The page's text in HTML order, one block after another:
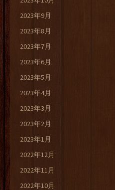
2023年9月
2023年8月
2023年7月
2023年6月
2023年5月
2023年4月
2023年3月
2023年2月
2023年1月
2022年12月
2022年11月
2022年10月